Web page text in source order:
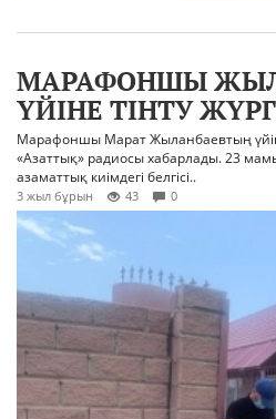
МАРАФОНШЫ
ҮЙІНЕ ТІНТУ
Марафоншы Марат Жыланбаевтың үйіне
«Азаттық» радиосы хабарлады. 23
азаматтық киімдегі белгісі..
3 жыл бұрын 43 0